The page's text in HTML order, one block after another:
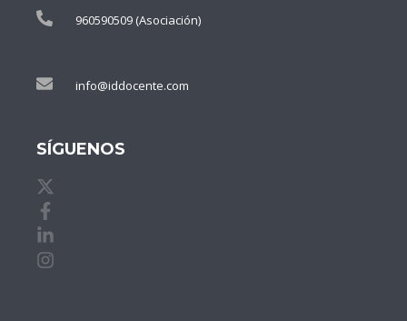
960590509 (Asociación)
info@iddocente.com
SÍGUENOS